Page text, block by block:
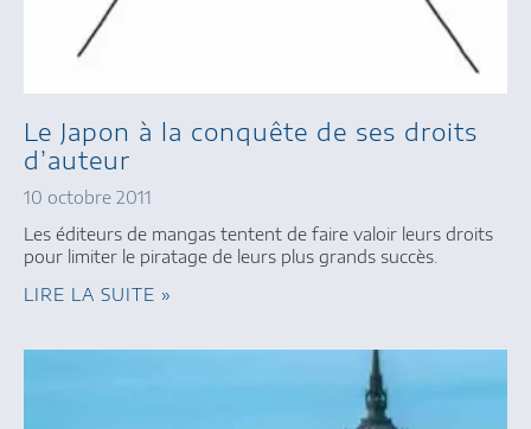
Le Japon à la conquête de ses droits
d’auteur
10 octobre 2011
Les éditeurs de mangas tentent de faire valoir leurs droits
pour limiter le piratage de leurs plus grands succès.
LIRE LA SUITE »